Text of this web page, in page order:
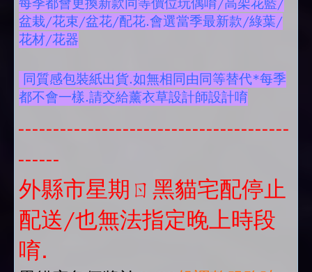
每季都會更換新款同等價位玩偶唷/高架花藍/
盆栽/花束/盆花/配花.會選當季最新款/綠葉/
花材/花器
同質感包裝紙出貨.如無相同由同等替代*每季
都不會一樣.請交給薰衣草設計師設計唷
---------------------------------------
------
外縣市星期ㄖ黑貓宅配停止
配送/也無法指定晚上時段
唷.